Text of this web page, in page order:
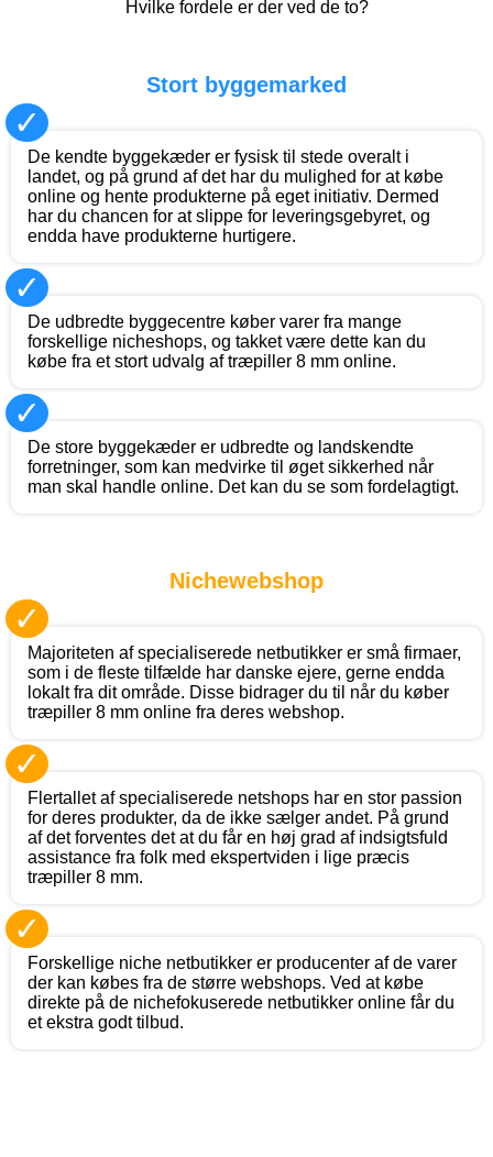
Hvilke fordele er der ved de to?
Stort byggemarked
✓
De kendte byggekæder er fysisk til stede overalt i
landet, og på grund af det har du mulighed for at købe
online og hente produkterne på eget initiativ. Dermed
har du chancen for at slippe for leveringsgebyret, og
endda have produkterne hurtigere.
✓
De udbredte byggecentre køber varer fra mange
forskellige nicheshops, og takket være dette kan du
købe fra et stort udvalg af træpiller 8 mm online.
✓
De store byggekæder er udbredte og landskendte
forretninger, som kan medvirke til øget sikkerhed når
man skal handle online. Det kan du se som fordelagtigt.
Nichewebshop
✓
Majoriteten af specialiserede netbutikker er små firmaer,
som i de fleste tilfælde har danske ejere, gerne endda
lokalt fra dit område. Disse bidrager du til når du køber
træpiller 8 mm online fra deres webshop.
✓
Flertallet af specialiserede netshops har en stor passion
for deres produkter, da de ikke sælger andet. På grund
af det forventes det at du får en høj grad af indsigtsfuld
assistance fra folk med ekspertviden i lige præcis
træpiller 8 mm.
✓
Forskellige niche netbutikker er producenter af de varer
der kan købes fra de større webshops. Ved at købe
direkte på de nichefokuserede netbutikker online får du
et ekstra godt tilbud.